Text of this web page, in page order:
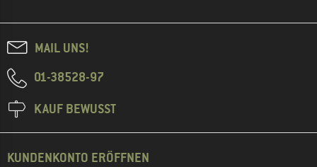
MAIL UNS!
01-38528-97
KAUF BEWUSST
KUNDENKONTO ERÖFFNEN